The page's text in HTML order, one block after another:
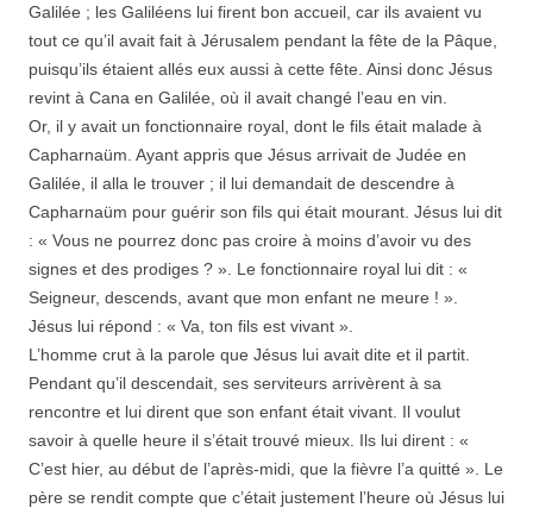
Galilée ; les Galiléens lui firent bon accueil, car ils avaient vu
tout ce qu’il avait fait à Jérusalem pendant la fête de la Pâque,
puisqu’ils étaient allés eux aussi à cette fête. Ainsi donc Jésus
revint à Cana en Galilée, où il avait changé l’eau en vin.
Or, il y avait un fonctionnaire royal, dont le fils était malade à
Capharnaüm. Ayant appris que Jésus arrivait de Judée en
Galilée, il alla le trouver ; il lui demandait de descendre à
Capharnaüm pour guérir son fils qui était mourant. Jésus lui dit
: « Vous ne pourrez donc pas croire à moins d’avoir vu des
signes et des prodiges ? ». Le fonctionnaire royal lui dit : «
Seigneur, descends, avant que mon enfant ne meure ! ».
Jésus lui répond : « Va, ton fils est vivant ».
L’homme crut à la parole que Jésus lui avait dite et il partit.
Pendant qu’il descendait, ses serviteurs arrivèrent à sa
rencontre et lui dirent que son enfant était vivant. Il voulut
savoir à quelle heure il s’était trouvé mieux. Ils lui dirent : «
C’est hier, au début de l’après-midi, que la fièvre l’a quitté ». Le
père se rendit compte que c’était justement l’heure où Jésus lui